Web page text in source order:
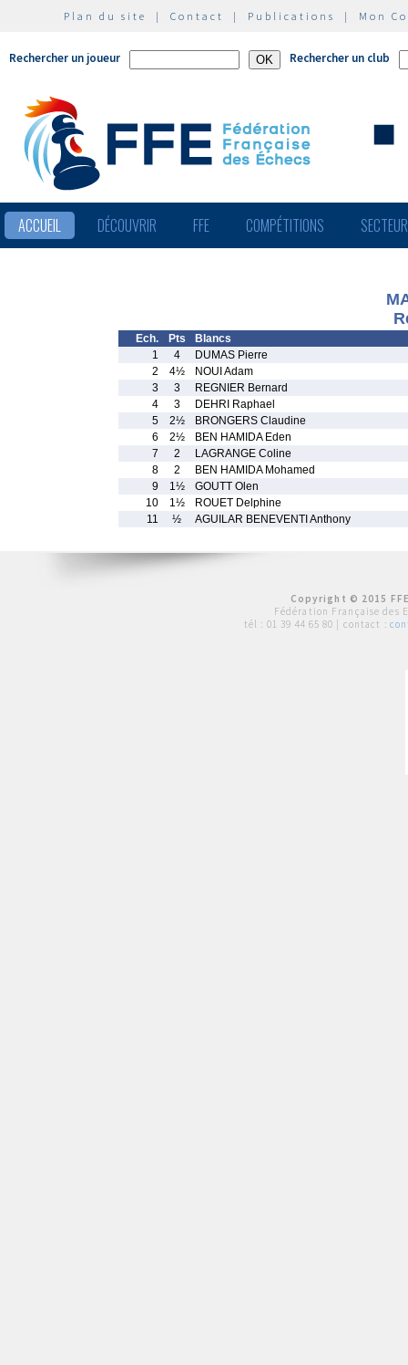
Plan du site | Contact | Publications | Mon
Rechercher un joueur Rechercher un club
ACCUEIL DÉCOUVRIR FFE COMPÉTITIONS
Ech. Pts
Blancs
1
4
DUMAS Pierre
2
4½
NOUI Adam
3
3
REGNIER Bernard
4
3
DEHRI Raphael
5
2½
BRONGERS Claudine
6
2½
BEN HAMIDA Eden
7
2
LAGRANGE Coline
8
2
BEN HAMIDA Mohamed
9
1½
GOUTT Olen
10
1½
ROUET Delphine
11
½ AGUILAR BENEVENTI Anthony
Copyright © 2015
Fédération Française des
tél : 01 39 44 65 80 | contact :